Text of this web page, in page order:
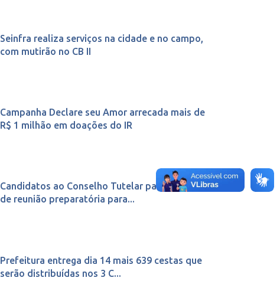
Seinfra realiza serviços na cidade e no campo,
com mutirão no CB II
Campanha Declare seu Amor arrecada mais de
R$ 1 milhão em doações do IR
Candidatos ao Conselho Tutelar participaram
de reunião preparatória para...
Prefeitura entrega dia 14 mais 639 cestas que
serão distribuídas nos 3 C...